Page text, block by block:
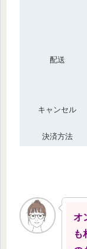
配送
キャンセル
決済方法
オ
も